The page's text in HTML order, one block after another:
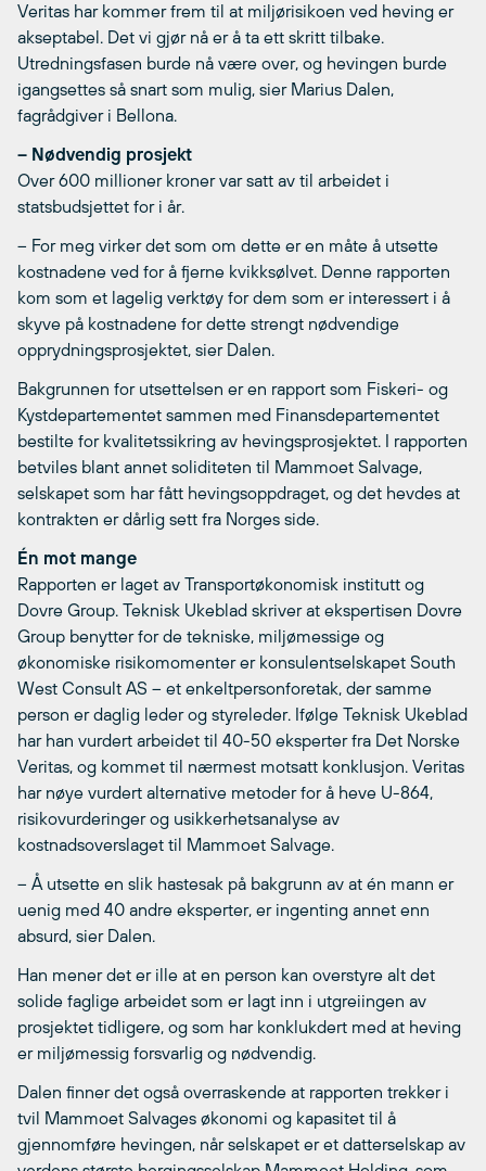
Veritas har kommer frem til at miljørisikoen ved heving er
akseptabel. Det vi gjør nå er å ta ett skritt tilbake.
Utredningsfasen burde nå være over, og hevingen burde
igangsettes så snart som mulig, sier Marius Dalen,
fagrådgiver i Bellona.
– Nødvendig prosjekt
Over 600 millioner kroner var satt av til arbeidet i
statsbudsjettet for i år.
– For meg virker det som om dette er en måte å utsette
kostnadene ved for å fjerne kvikksølvet. Denne rapporten
kom som et lagelig verktøy for dem som er interessert i å
skyve på kostnadene for dette strengt nødvendige
opprydningsprosjektet, sier Dalen.
Bakgrunnen for utsettelsen er en rapport som Fiskeri- og
Kystdepartementet sammen med Finansdepartementet
bestilte for kvalitetssikring av hevingsprosjektet. I rapporten
betviles blant annet soliditeten til Mammoet Salvage,
selskapet som har fått hevingsoppdraget, og det hevdes at
kontrakten er dårlig sett fra Norges side.
Én mot mange
Rapporten er laget av Transportøkonomisk institutt og
Dovre Group. Teknisk Ukeblad skriver at ekspertisen Dovre
Group benytter for de tekniske, miljømessige og
økonomiske risikomomenter er konsulentselskapet South
West Consult AS – et enkeltpersonforetak, der samme
person er daglig leder og styreleder. Ifølge Teknisk Ukeblad
har han vurdert arbeidet til 40-50 eksperter fra Det Norske
Veritas, og kommet til nærmest motsatt konklusjon. Veritas
har nøye vurdert alternative metoder for å heve U-864,
risikovurderinger og usikkerhetsanalyse av
kostnadsoverslaget til Mammoet Salvage.
– Å utsette en slik hastesak på bakgrunn av at én mann er
uenig med 40 andre eksperter, er ingenting annet enn
absurd, sier Dalen.
Han mener det er ille at en person kan overstyre alt det
solide faglige arbeidet som er lagt inn i utgreiingen av
prosjektet tidligere, og som har konklukdert med at heving
er miljømessig forsvarlig og nødvendig.
Dalen finner det også overraskende at rapporten trekker i
tvil Mammoet Salvages økonomi og kapasitet til å
gjennomføre hevingen, når selskapet er et datterselskap av